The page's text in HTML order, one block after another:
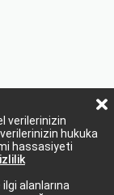
verilerinizin
hukuka
hassasiyeti
alanlarına